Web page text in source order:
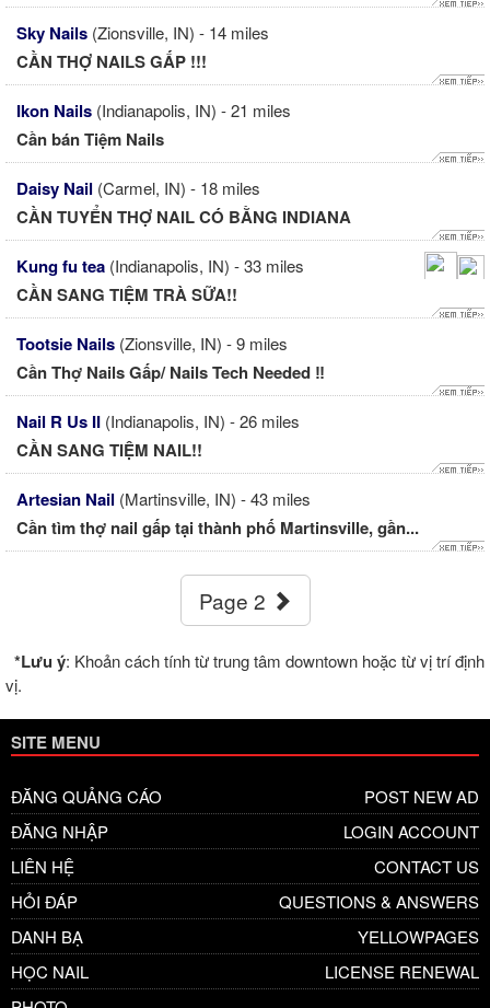
Sky Nails (Zionsville, IN) - 14 miles
CẦN THỢ NAILS GẤP !!!
Ikon Nails (Indianapolis, IN) - 21 miles
Cần bán Tiệm Nails
Daisy Nail (Carmel, IN) - 18 miles
CẦN TUYỂN THỢ NAIL CÓ BẰNG INDIANA
Kung fu tea (Indianapolis, IN) - 33 miles
CẦN SANG TIỆM TRÀ SỮA!!
Tootsie Nails (Zionsville, IN) - 9 miles
Cần Thợ Nails Gấp/ Nails Tech Needed ‼️
Nail R Us II (Indianapolis, IN) - 26 miles
CẦN SANG TIỆM NAIL!!
Artesian Nail (Martinsville, IN) - 43 miles
Cần tìm thợ nail gấp tại thành phố Martinsville, gần...
Page 2
*Lưu ý: Khoản cách tính từ trung tâm downtown hoặc từ vị trí định
vị.
SITE MENU
ĐĂNG QUẢNG CÁO
POST NEW AD
ĐĂNG NHẬP
LOGIN ACCOUNT
LIÊN HỆ
CONTACT US
HỎI ĐÁP
QUESTIONS & ANSWERS
DANH BẠ
YELLOWPAGES
HỌC NAIL
LICENSE RENEWAL